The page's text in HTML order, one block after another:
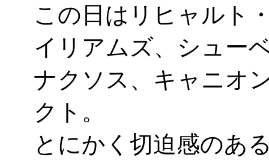
この日はリヒャルト
イリアムズ、シュー
ナクソス、キャニオ
クト。
とにかく切迫感のあ